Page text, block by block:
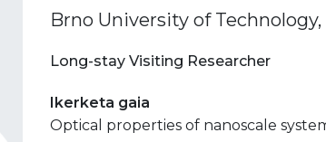
Brno University of
Long-stay Visiting Researcher
Ikerketa gaia
Optical properties of nanoscale